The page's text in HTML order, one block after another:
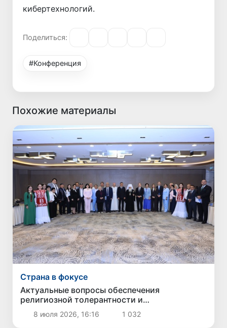
кибертехнологий.
Поделиться:
#Конференция
Похожие материалы
Страна в фокусе
Актуальные вопросы обеспечения
религиозной толерантности и
межэтнического согласия в цифровом мире
8 июля 2026, 16:16 1 032